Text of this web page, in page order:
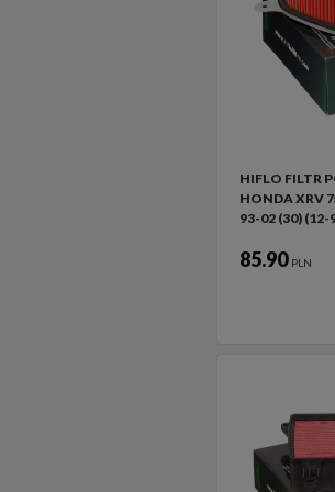
HIFLO FILTR
HONDA XRV
93-02 (30)
85.90 PLN